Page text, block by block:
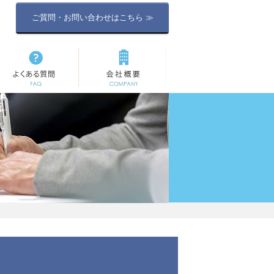
ご質問・お問い合わせはこちら ≫
よくある質問 会社概要